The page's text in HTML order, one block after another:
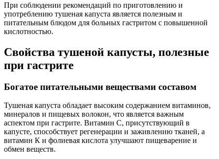
При соблюдении рекомендаций по приготовлению и
употреблению тушеная капуста является полезным и
питательным блюдом для больных гастритом с повышенной
кислотностью.
Свойства тушеной капусты, полезные
при гастрите
Богатое питательными веществами составом
Тушеная капуста обладает высоким содержанием витаминов,
минералов и пищевых волокон, что является важным
аспектом при гастрите. Витамин С, присутствующий в
капусте, способствует регенерации и заживлению тканей, а
витамин К и фолиевая кислота улучшают пищеварение и
обмен веществ.